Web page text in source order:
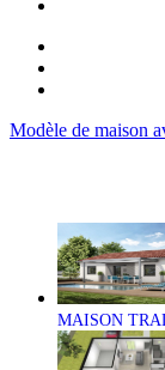
Modèle de maison
MAISON